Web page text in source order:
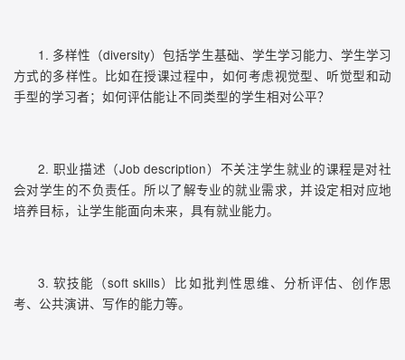
1. 多样性（diversity）包括学生基础、学生学习能力、学生学习
方式的多样性。比如在授课过程中，如何考虑视觉型、听觉型和动
手型的学习者；如何评估能让不同类型的学生相对公平？
2. 职业描述（Job description）不关注学生就业的课程是对社
会对学生的不负责任。所以了解专业的就业需求，并设定相对应地
培养目标，让学生能面向未来，具有就业能力。
3. 软技能（soft skills）比如批判性思维、分析评估、创作思
考、公共演讲、写作的能力等。